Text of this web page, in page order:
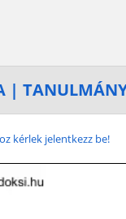
|
kérlek jelentkezz be!